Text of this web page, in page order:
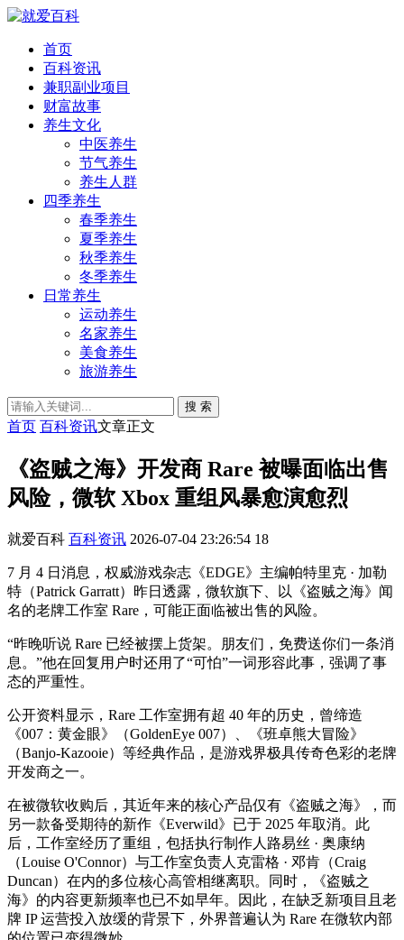
首页
百科资讯
兼职副业项目
财富故事
养生文化
中医养生
节气养生
养生人群
四季养生
春季养生
夏季养生
秋季养生
冬季养生
日常养生
运动养生
名家养生
美食养生
旅游养生
搜 索
首页 百科资讯文章正文
《盗贼之海》开发商 Rare 被曝面临出售
风险，微软 Xbox 重组风暴愈演愈烈
就爱百科 百科资讯 2026-07-04 23:26:54 18
7 月 4 日消息，权威游戏杂志《EDGE》主编帕特里克 · 加勒
特（Patrick Garratt）昨日透露，微软旗下、以《盗贼之海》闻
名的老牌工作室 Rare，可能正面临被出售的风险。
“昨晚听说 Rare 已经被摆上货架。朋友们，免费送你们一条消
息。”他在回复用户时还用了“可怕”一词形容此事，强调了事
态的严重性。
公开资料显示，Rare 工作室拥有超 40 年的历史，曾缔造
《007：黄金眼》（GoldenEye 007）、《班卓熊大冒险》
（Banjo-Kazooie）等经典作品，是游戏界极具传奇色彩的老牌
开发商之一。
在被微软收购后，其近年来的核心产品仅有《盗贼之海》，而
另一款备受期待的新作《Everwild》已于 2025 年取消。此
后，工作室经历了重组，包括执行制作人路易丝 · 奥康纳
（Louise O'Connor）与工作室负责人克雷格 · 邓肯（Craig
Duncan）在内的多位核心高管相继离职。同时，《盗贼之
海》的内容更新频率也已不如早年。因此，在缺乏新项目且老
牌 IP 运营投入放缓的背景下，外界普遍认为 Rare 在微软内部